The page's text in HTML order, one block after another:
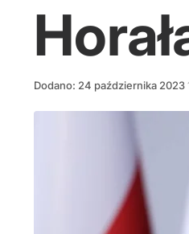
Dodano: 24 października 2023